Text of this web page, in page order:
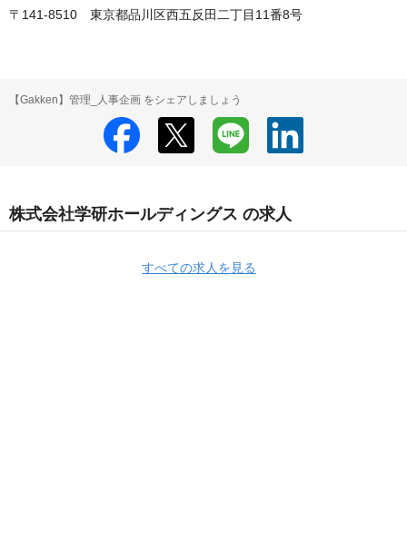
〒141-8510　東京都品川区西五反田二丁目11番8号
【Gakken】管理_人事企画 をシェアしましょう
株式会社学研ホールディングス の求人
すべての求人を見る